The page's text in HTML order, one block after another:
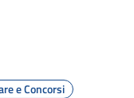
e Concorsi